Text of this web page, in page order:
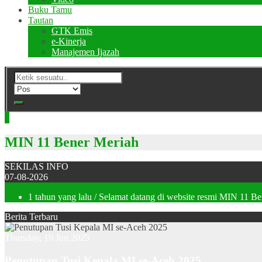
Buku Tamu
Tautan
GTK Emis
e-Kinerja
Manajemen Ijazah
MIN 11 Bener Meriah
SEKILAS INFO
07-08-2026
1 tahun yang lalu / Selamat datang di website resmi MIN 11
Berita Terbaru